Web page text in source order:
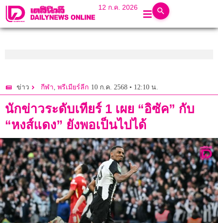
12 ก.ค. 2026
ข่าว กีฬา, พรีเมียร์ลีก 10 ก.ค. 2568 • 12:10 น.
นักข่าวระดับเทียร์ 1 เผย “อิซัค” กับ
“หงส์แดง” ยังพอเป็นไปได้